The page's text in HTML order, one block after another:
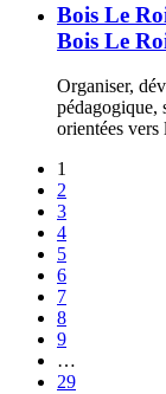
Bois Le
Bois Le
Organiser,
pédagogique,
orientées vers
1
2
3
4
5
6
7
8
9
…
29